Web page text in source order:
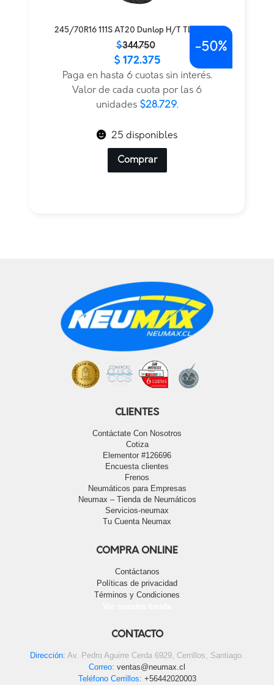
245/70R16 111S AT20 Dunlop H/T TL — THA
$344.750
original
actual
$ 172.375
Paga en hasta 6 cuotas sin interés.
Valor de cada cuota por las 6
unidades $28.729.
-50%
25 disponibles
Comprar
CLIENTES
Contáctate Con Nosotros
Cotiza
Elementor #126696
Encuesta clientes
Frenos
Neumáticos para Empresas
Neumax – Tienda de Neumáticos
Servicios-neumax
Tu Cuenta Neumax
COMPRA ONLINE
Contáctanos
Políticas de privacidad
Términos y Condiciones
CONTACTO
Dirección: Av. Pedro Aguirre Cerda 6929, Cerrillos, Santiago.
Correo: ventas@neumax.cl
Teléfono Cerrillos: +56442020003